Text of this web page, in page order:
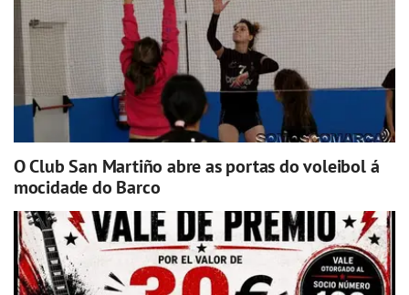
O Club San Martiño abre as portas do voleibol á
mocidade do Barco